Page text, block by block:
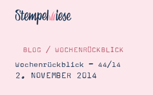
BLOG / WOCHENRÜCKBLICK
Wochenrückblick – 44/14
2. NOVEMBER 2014